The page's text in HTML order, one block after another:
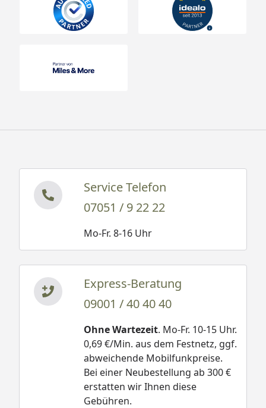
Service Telefon
07051 / 9 22 22
Mo-Fr. 8-16 Uhr
Express-Beratung
09001 / 40 40 40
Ohne Wartezeit. Mo-Fr. 10-15 Uhr.
0,69 €/Min. aus dem Festnetz, ggf.
abweichende Mobilfunkpreise.
Bei einer Neubestellung ab 300 €
erstatten wir Ihnen diese
Gebühren.